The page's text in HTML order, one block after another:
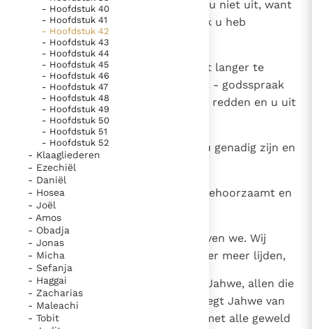
- Hoofdstuk 40
- Hoofdstuk 41
- Hoofdstuk 42
- Hoofdstuk 43
- Hoofdstuk 44
- Hoofdstuk 45
- Hoofdstuk 46
- Hoofdstuk 47
- Hoofdstuk 48
- Hoofdstuk 49
- Hoofdstuk 50
- Hoofdstuk 51
- Hoofdstuk 52
- Klaagliederen
- Ezechiël
- Daniël
- Hosea
- Joël
- Amos
- Obadja
- Jonas
- Micha
- Sefanja
- Haggai
- Zacharias
- Maleachi
- Tobit
breek u niet af, Ik plant u en ruk u niet uit, want
Ik heb spijt over het kwaad dat Ik u heb
aangedaan.
Gij hoeft de koning van Babel niet langer te
vrezen: vreest hem werkelijk niet - godsspraak
van Jahwe -; Ik ben bij u om u te redden en u uit
zijn macht te bevrijden.
Als Ik u genadig ben, zal ook hij u genadig zijn en
u terug laten gaan naar uw land.
Maar als gij Jahwe uw God niet gehoorzaamt en
zegt: Wij blijven niet in dit land,
wij gaan naar Egypte en daar blijven we. Wij
willen geen oorlog en heen honger meer lijden,
luistert dan naar het woord van Jahwe, allen die
van Juda zijt overgebleven: Dit zegt Jahwe van
de machten, Israëls God: Als gij met alle geweld